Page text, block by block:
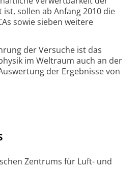
sollen ab Anfang 2010 die
sowie sieben weitere
der Versuche ist das
im Weltraum auch an der
der Ergebnisse von
Zentrums für Luft- und